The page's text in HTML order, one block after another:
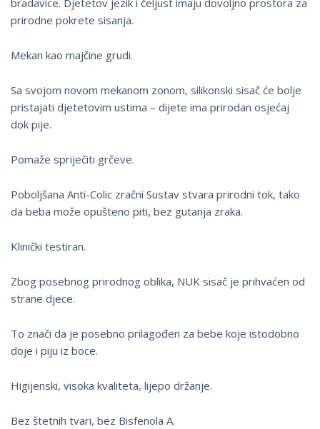
bradavice. Djetetov jezik i čeljust imaju dovoljno prostora za
prirodne pokrete sisanja.
Mekan kao majčine grudi.
Sa svojom novom mekanom zonom, silikonski sisač će bolje
pristajati djetetovim ustima – dijete ima prirodan osjećaj
dok pije.
Pomaže spriječiti grčeve.
Poboljšana Anti-Colic zračni Sustav stvara prirodni tok, tako
da beba može opušteno piti, bez gutanja zraka.
Klinički testiran.
Zbog posebnog prirodnog oblika, NUK sisač je prihvaćen od
strane djece.
To znači da je posebno prilagođen za bebe koje istodobno
doje i piju iz boce.
Higijenski, visoka kvaliteta, lijepo držanje.
Bez štetnih tvari, bez Bisfenola A.